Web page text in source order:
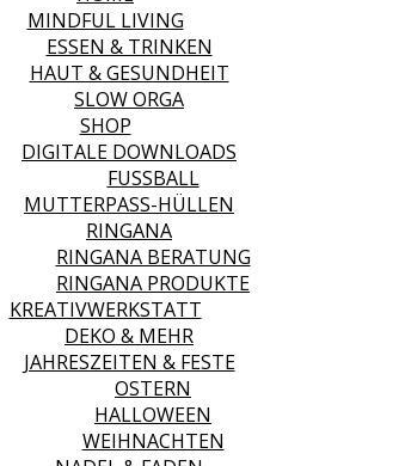
MINDFUL LIVING
ESSEN & TRINKEN
HAUT & GESUNDHEIT
SLOW ORGA
SHOP
DIGITALE DOWNLOADS
FUSSBALL
MUTTERPASS-HÜLLEN
RINGANA
RINGANA BERATUNG
RINGANA PRODUKTE
KREATIVWERKSTATT
DEKO & MEHR
JAHRESZEITEN & FESTE
OSTERN
HALLOWEEN
WEIHNACHTEN